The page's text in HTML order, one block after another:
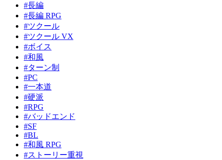
#長編
#長編 RPG
#ツクール
#ツクール VX
#ボイス
#和風
#ターン制
#PC
#一本道
#硬派
#RPG
#バッドエンド
#SF
#BL
#和風 RPG
#ストーリー重視